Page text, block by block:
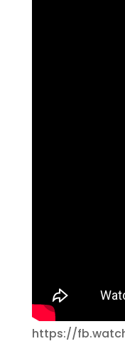
https://